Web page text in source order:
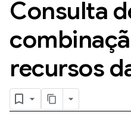
Consulta
recursos